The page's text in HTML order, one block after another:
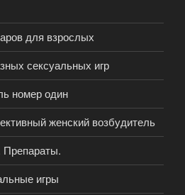
для взрослых
сексуальных игр
номер один
женский возбудитель
Препараты.
игры